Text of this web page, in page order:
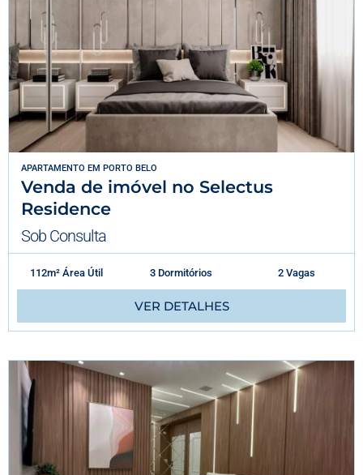
APARTAMENTO EM PORTO BELO
Venda de imóvel no Selectus
Residence
Sob Consulta
112m² Área Útil 3 Dormitórios 2 Vagas
VER DETALHES